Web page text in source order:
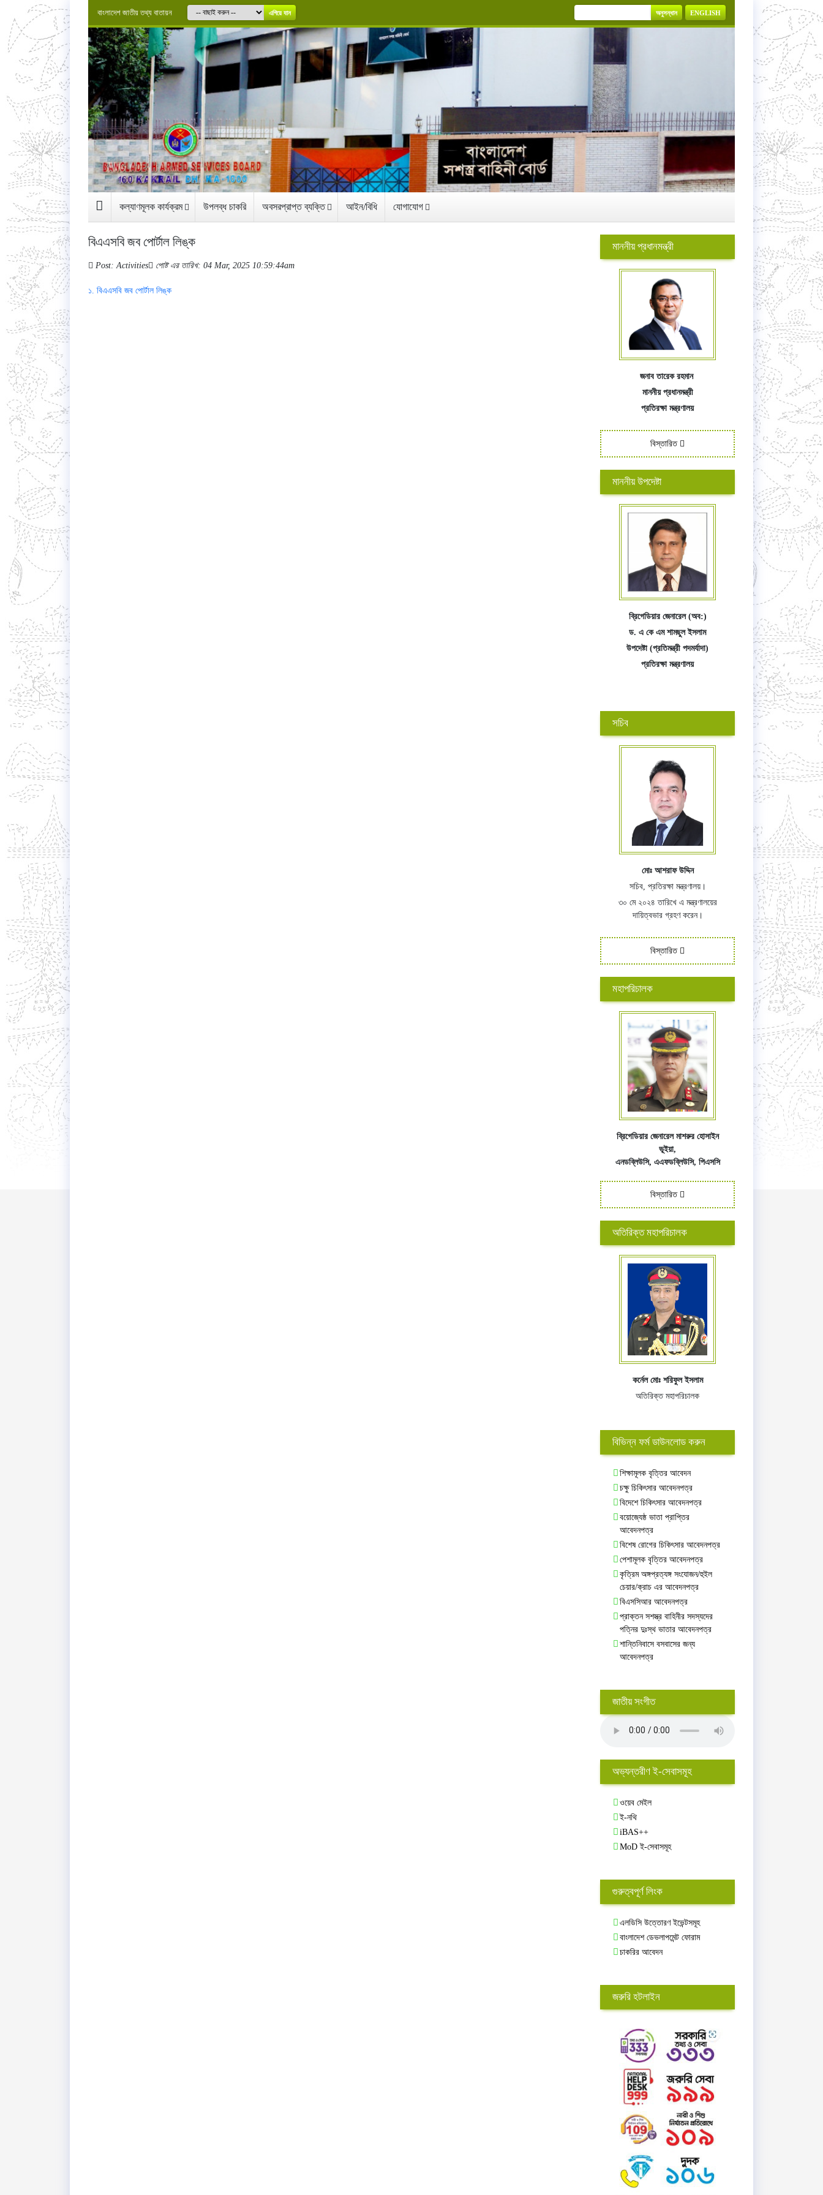
বাংলাদেশ জাতীয় তথ্য বাতায়ন এগিয়ে যান অনুসন্ধান ENGLISH
কল্যাণমূলক কার্যক্রম উপলব্ধ চাকরি অবসরপ্রাপ্ত ব্যক্তি আইন/বিধি যোগাযোগ
বিএএসবি জব পোর্টাল লিঙ্ক
Post: Activities পোষ্ট এর তারিখ: 04 Mar, 2025 10:59:44am
১. বিএএসবি জব পোর্টাল লিঙ্ক
মাননীয় প্রধানমন্ত্রী
জনাব তারেক রহমান
মাননীয় প্রধানমন্ত্রী
প্রতিরক্ষা মন্ত্রণালয়
বিস্তারিত
মাননীয় উপদেষ্টা
ব্রিগেডিয়ার জেনারেল (অব:)
ড. এ কে এম শামছুল ইসলাম
উপদেষ্টা (প্রতিমন্ত্রী পদমর্যাদা)
প্রতিরক্ষা মন্ত্রণালয়
সচিব
মোঃ আশরাফ উদ্দিন
সচিব, প্রতিরক্ষা মন্ত্রণালয়।
৩০ মে ২০২৪ তারিখে এ মন্ত্রণালয়ের
দায়িত্বভার গ্রহণ করেন।
বিস্তারিত
মহাপরিচালক
ব্রিগেডিয়ার জেনারেল মাশরুর হোসাইন
ভূইয়া,
এনডব্লিউসি, এএফডব্লিউসি, পিএসসি
বিস্তারিত
অতিরিক্ত মহাপরিচালক
কর্নেল মোঃ শরিফুল ইসলাম
অতিরিক্ত মহাপরিচালক
বিভিন্ন ফর্ম ডাউনলোড করুন
শিক্ষামূলক বৃত্তির আবেদন
চক্ষু চিকিৎসার আবেদনপত্র
বিদেশে চিকিৎসার আবেদনপত্র
বয়োজ্যেষ্ঠ ভাতা প্রাপ্তির
আবেদনপত্র
বিশেষ রোগের চিকিৎসার আবেদনপত্র
পেশামূলক বৃত্তির আবেদনপত্র
কৃত্রিম অঙ্গপ্রত্যঙ্গ সংযোজন/হুইল
চেয়ার/ক্রাচ এর আবেদনপত্র
বিএসসিআর আবেদনপত্র
প্রাক্তন সশস্ত্র বাহিনীর সদস্যদের
পত্নির দুঃস্থ ভাতার আবেদনপত্র
শান্তিনিবাসে বসবাসের জন্য
আবেদনপত্র
জাতীয় সংগীত
অভ্যন্তরীণ ই-সেবাসমূহ
ওয়েব মেইল
ই-নথি
iBAS++
MoD ই-সেবাসমূহ
গুরুত্বপূর্ণ লিংক
এলডিসি উত্তোরণ ইভেন্টসমূহ
বাংলাদেশ ডেভলাপমেন্ট ফোরাম
চাকরির আবেদন
জরুরি হটলাইন